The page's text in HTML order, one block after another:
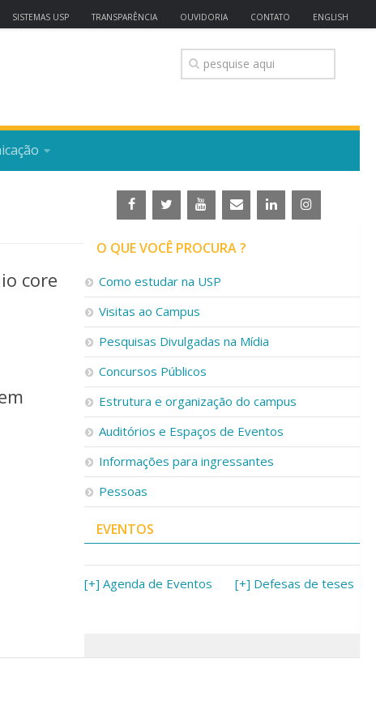
SISTEMAS USP TRANSPARÊNCIA OUVIDORIA CONTATO ENGLISH
core
O QUE VOCÊ PROCURA ?
Como estudar na USP
Visitas ao Campus
Pesquisas Divulgadas na Mídia
Concursos Públicos
Estrutura e organização do campus
Auditórios e Espaços de Eventos
Informações para ingressantes
Pessoas
EVENTOS
[+] Agenda de Eventos [+] Defesas de teses